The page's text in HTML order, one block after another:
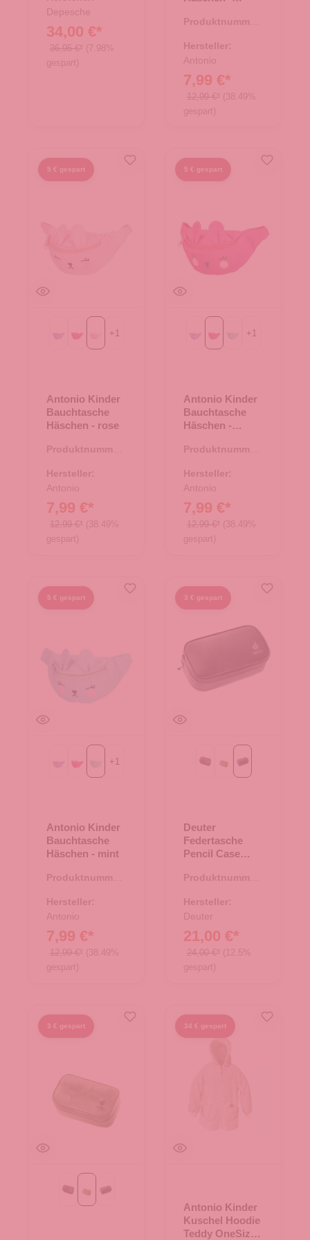
Depesche
34,00 €*
36,95 €* (7.98%
gespart)
Produktnummer:
Hersteller:
Antonio
7,99 €*
12,99 €* (38.49%
gespart)
5 € gespart
Purplefuchsia
+ 1
Antonio Kinder
Bauchtasche
Häschen - rose
Produktnummer:
Hersteller:
Antonio
7,99 €*
12,99 €* (38.49%
gespart)
5 € gespart
Purplefuchsia
+ 1
Antonio Kinder
Bauchtasche
Häschen -
Produktnummer:
Hersteller:
Antonio
7,99 €*
12,99 €* (38.49%
gespart)
5 € gespart
Purplefuchsia
+ 1
Antonio Kinder
Bauchtasche
Häschen - mint
Produktnummer:
Hersteller:
Antonio
7,99 €*
12,99 €* (38.49%
gespart)
3 € gespart
ashrose-ink
grove-ripple-hain
schwarz
Deuter
Federtasche
Pencil Case
Produktnummer:
Hersteller:
Deuter
21,00 €*
24,00 €* (12.5%
gespart)
3 € gespart
ashrose-ink
grove-ripple-hain
schwarz
34 € gespart
Antonio Kinder
Kuschel Hoodie
Teddy OneSize